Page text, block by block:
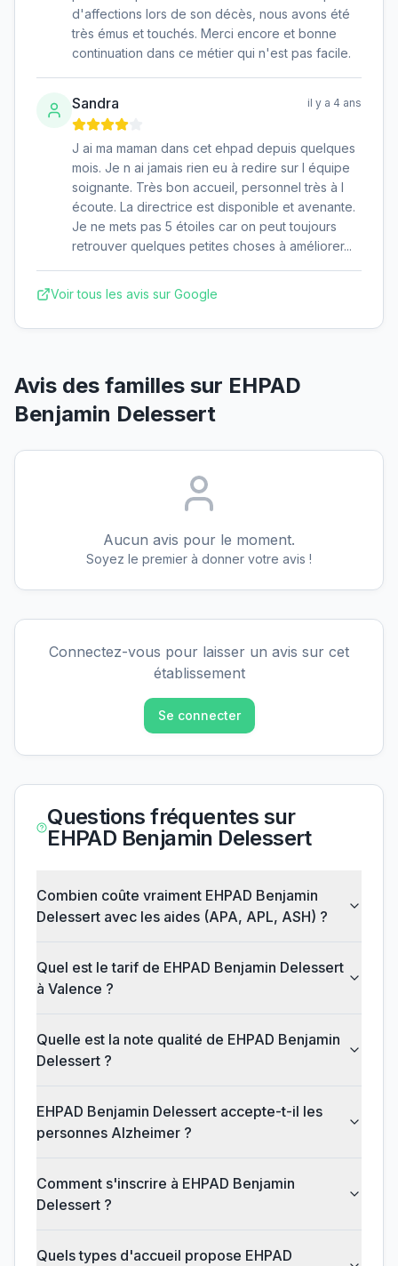
d'affections lors de son décès, nous avons été
très émus et touchés. Merci encore et bonne
continuation dans ce métier qui n'est pas facile.
Sandra il y a 4 ans
J ai ma maman dans cet ehpad depuis quelques
mois. Je n ai jamais rien eu à redire sur l équipe
soignante. Très bon accueil, personnel très à l
écoute. La directrice est disponible et avenante.
Je ne mets pas 5 étoiles car on peut toujours
retrouver quelques petites choses à améliorer...
Voir tous les avis sur Google
Avis des familles sur EHPAD
Benjamin Delessert
Aucun avis pour le moment.
Soyez le premier à donner votre avis !
Connectez-vous pour laisser un avis sur cet
établissement
Se connecter
Questions fréquentes sur
EHPAD Benjamin Delessert
Combien coûte vraiment EHPAD Benjamin
Delessert avec les aides (APA, APL, ASH) ?
Quel est le tarif de EHPAD Benjamin Delessert
à Valence ?
Quelle est la note qualité de EHPAD Benjamin
Delessert ?
EHPAD Benjamin Delessert accepte-t-il les
personnes Alzheimer ?
Comment s'inscrire à EHPAD Benjamin
Delessert ?
Quels types d'accueil propose EHPAD